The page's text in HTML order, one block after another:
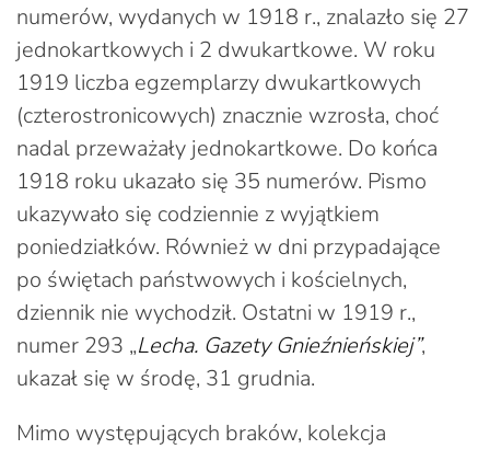
numerów, wydanych w 1918 r., znalazło się 27
jednokartkowych i 2 dwukartkowe. W roku
1919 liczba egzemplarzy dwukartkowych
(czterostronicowych) znacznie wzrosła, choć
nadal przeważały jednokartkowe. Do końca
1918 roku ukazało się 35 numerów. Pismo
ukazywało się codziennie z wyjątkiem
poniedziałków. Również w dni przypadające
po świętach państwowych i kościelnych,
dziennik nie wychodził. Ostatni w 1919 r.,
numer 293 „Lecha. Gazety Gnieźnieńskiej”,
ukazał się w środę, 31 grudnia.
Mimo występujących braków, kolekcja